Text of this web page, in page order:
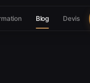
Blog Devis